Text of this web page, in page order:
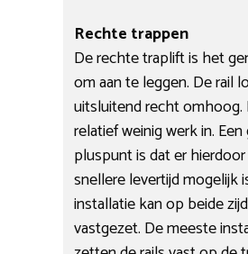
Rechte trappen
De rechte traplift is het
om aan te leggen. De rail
uitsluitend recht omhoog.
relatief weinig werk in.
pluspunt is dat er
snellere levertijd mogelijk
installatie kan op beide
vastgezet. De meeste